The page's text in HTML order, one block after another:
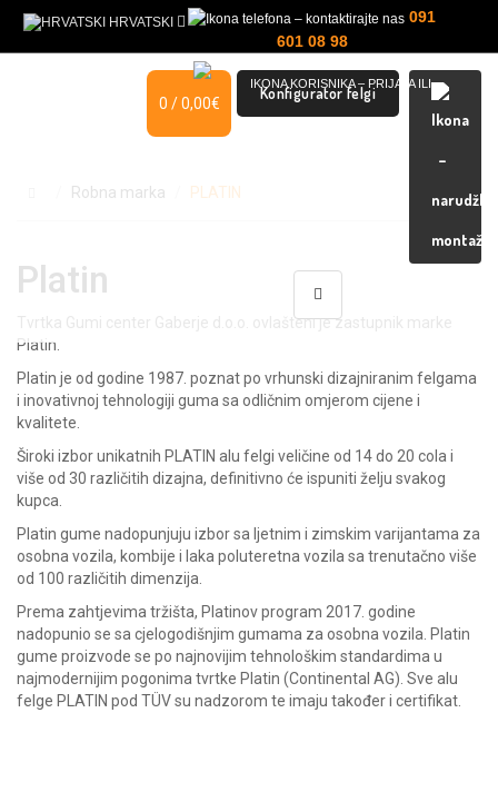
HRVATSKI
091
601 08 98
0 / 0,00€
Konfigurator felgi
Robna marka PLATIN
Platin
Tvrtka Gumi center Gaberje d.o.o. ovlašteni je zastupnik marke
Platin.
Platin je od godine 1987. poznat po vrhunski dizajniranim felgama
i inovativnoj tehnologiji guma sa odličnim omjerom cijene i
kvalitete.
Široki izbor unikatnih PLATIN alu felgi veličine od 14 do 20 cola i
više od 30 različitih dizajna, definitivno će ispuniti želju svakog
kupca.
Platin gume nadopunjuju izbor sa ljetnim i zimskim varijantama za
osobna vozila, kombije i laka poluteretna vozila sa trenutačno više
od 100 različitih dimenzija.
Prema zahtjevima tržišta, Platinov program 2017. godine
nadopunio se sa cjelogodišnjim gumama za osobna vozila. Platin
gume proizvode se po najnovijim tehnološkim standardima u
najmodernijim pogonima tvrtke Platin (Continental AG). Sve alu
felge PLATIN pod TÜV su nadzorom te imaju također i certifikat.